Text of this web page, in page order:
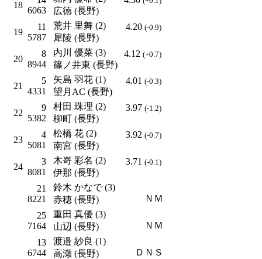
18
6063
広徳 (長野)
19
11
5787
荒井 里舞 (2)
犀陵 (長野)
4.20 (-0.9)
20
8
8944
内川 優菜 (3)
篠ノ井東 (長野)
4.12 (+0.7)
21
5
4331
矢島 羽花 (1)
望月AC (長野)
4.01 (-0.3)
22
9
5382
村田 珠理 (2)
柳町 (長野)
3.97 (-1.2)
23
4
5081
松橋 花 (2)
南宮 (長野)
3.92 (-0.7)
24
3
8081
木嵜 彩名 (2)
伊那 (長野)
3.71 (-0.1)
21
8221
鈴木 かなで (3)
赤穂 (長野)
ＮＭ
25
7164
重田 真優 (3)
山辺 (長野)
ＮＭ
13
6744
渡邉 紗良 (1)
高瀬 (長野)
ＤＮＳ